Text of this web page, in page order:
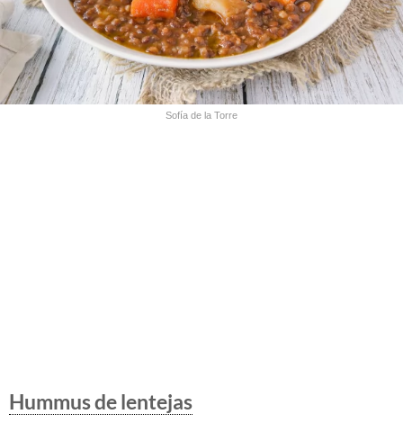
Sofía de la Torre
Hummus de lentejas